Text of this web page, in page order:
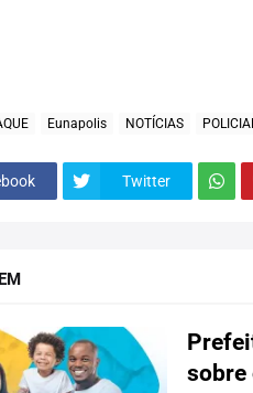
Eunapolis NOTÍCIAS POLICIAL
Twitter
sobre